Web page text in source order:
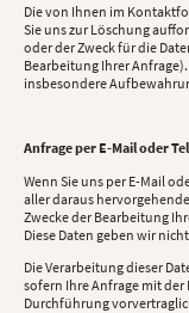
Die von Ihnen im
Sie uns zur Löschung
oder der Zweck für die
Bearbeitung Ihrer
insbesondere
Anfrage per E-Mail oder
Wenn Sie uns per E-Mail
aller daraus
Zwecke der Bearbeitung
Diese Daten geben wir
Die Verarbeitung dieser
sofern Ihre Anfrage mit
Durchführung